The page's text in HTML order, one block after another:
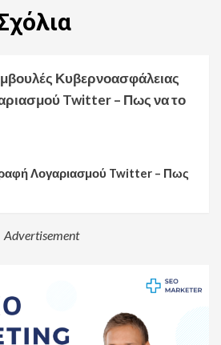
Κυβερνοασφάλειας
Twitter – Πως να το
Λογαριασμού Twitter – Πως
Advertisement